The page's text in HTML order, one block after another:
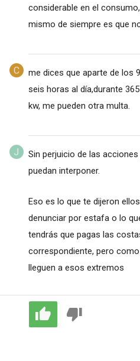
considerable en el
mismo de siempre es que
me dices que aparte de los
seis horas al día,durante
kw, me pueden otra multa.
Sin perjuicio de las
puedan interponer.
Eso es lo que te dijeron
denunciar por estafa o lo
tendrás que pagas las
correspondiente, pero
lleguen a esos extremos